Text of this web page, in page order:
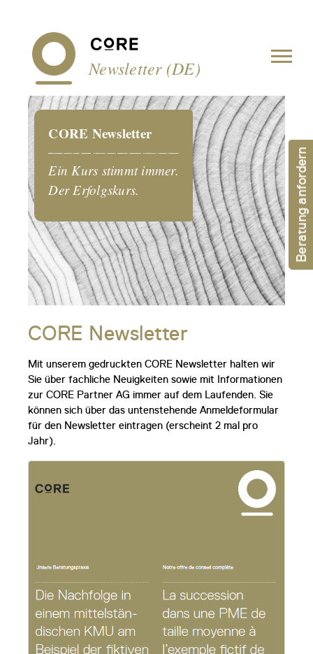
Newsletter (DE)
CORE Newsletter
Ein Kurs stimmt immer.
Der Erfolgskurs.
CORE Newsletter
Mit unserem gedruckten CORE Newsletter halten wir
Sie über fachliche Neuigkeiten sowie mit Informationen
zur CORE Partner AG immer auf dem Laufenden. Sie
können sich über das untenstehende Anmeldeformular
für den Newsletter eintragen (erscheint 2 mal pro
Jahr).
Beratung anfordern